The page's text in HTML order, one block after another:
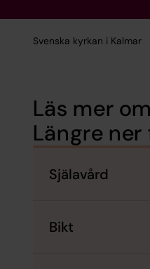
Svenska kyrkan i Kalmar
Läs mer
Längre
Själavård
Bikt